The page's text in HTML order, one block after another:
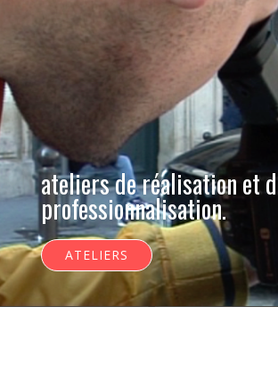
ateliers de réalisation et
professionnalisation.
ATELIERS